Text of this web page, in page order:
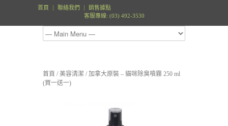
首頁 聯絡我們
銷售據點
客服專線: (03) 492-3530
首頁 /美容清潔 / 加拿大原裝 – 貓咪除臭噴霧 250 ml
(買一送一)